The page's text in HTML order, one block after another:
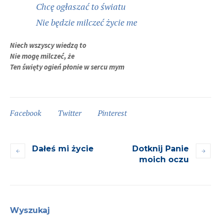
Chcę ogłaszać to światu
Nie będzie milczeć życie me
Niech wszyscy wiedzą to
Nie mogę milczeć, że
Ten święty ogień płonie w sercu mym
Facebook Twitter Pinterest
Dałeś mi życie
Dotknij Panie
moich oczu
Wyszukaj